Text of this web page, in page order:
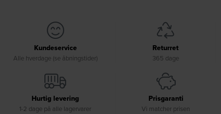
Kundeservice
Alle hverdage (se åbningstider)
Returret
365 dage
Hurtig levering
1-2 dage på alle lagervarer
Prisgaranti
Vi matcher prisen